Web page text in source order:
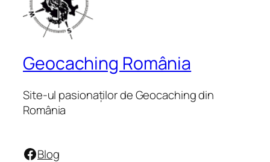
Geocaching România
Site-ul pasionaților de Geocaching din
România
Facebook
Blog